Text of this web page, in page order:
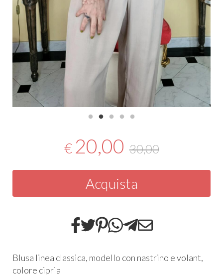
€ 20,00 30,00
Acquista
Blusa linea classica, modello con nastrino e volant,
colore cipria